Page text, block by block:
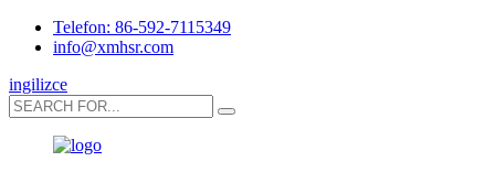
Telefon: 86-592-7115349
info@xmhsr.com
ingilizce